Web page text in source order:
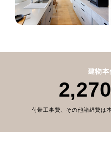
建物
2,270
付帯工事費、その他諸経費は